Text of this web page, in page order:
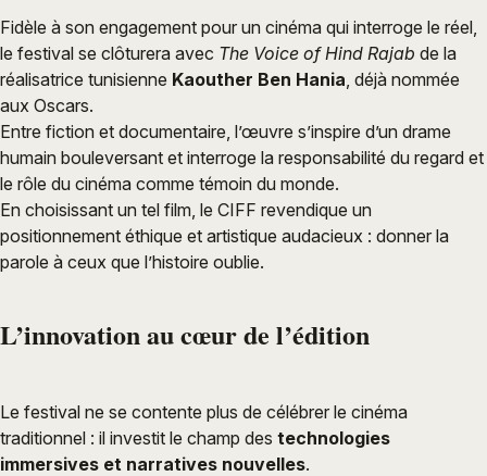
Fidèle à son engagement pour un cinéma qui interroge le réel,
le festival se clôturera avec The Voice of Hind Rajab de la
réalisatrice tunisienne Kaouther Ben Hania , déjà nommée
aux Oscars.
Entre fiction et documentaire, l’œuvre s’inspire d’un drame
humain bouleversant et interroge la responsabilité du regard et
le rôle du cinéma comme témoin du monde.
En choisissant un tel film, le CIFF revendique un
positionnement éthique et artistique audacieux : donner la
parole à ceux que l’histoire oublie.
L’innovation au cœur de l’édition
Le festival ne se contente plus de célébrer le cinéma
traditionnel : il investit le champ des technologies
immersives et narratives nouvelles.